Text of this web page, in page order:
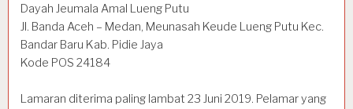
Dayah Jeumala Amal Lueng Putu
Jl. Banda Aceh – Medan, Meunasah Keude Lueng Putu Kec.
Bandar Baru Kab. Pidie Jaya
Kode POS 24184
Lamaran diterima paling lambat 23 Juni 2019. Pelamar yang